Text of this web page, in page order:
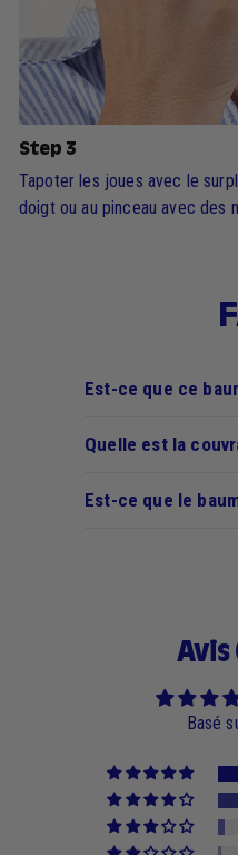
Step 3
Tapoter les joues avec le
doigt ou au pinceau avec des
Est-ce que ce
Quelle est la
Est-ce que le
Avis
Basé